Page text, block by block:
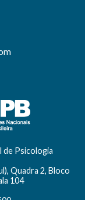
de Psicologia
Quadra 2, Bloco
104